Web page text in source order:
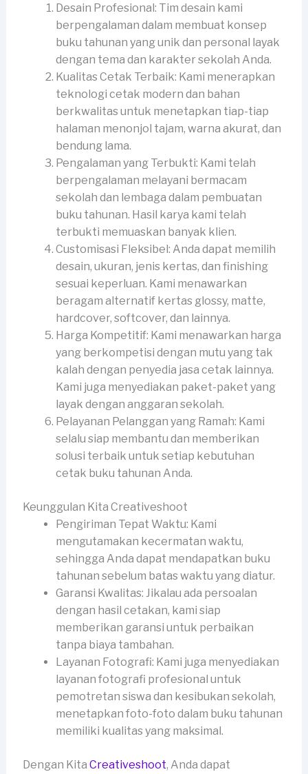
Desain Profesional: Tim desain kami
berpengalaman dalam membuat konsep
buku tahunan yang unik dan personal layak
dengan tema dan karakter sekolah Anda.
Kualitas Cetak Terbaik: Kami menerapkan
teknologi cetak modern dan bahan
berkwalitas untuk menetapkan tiap-tiap
halaman menonjol tajam, warna akurat, dan
bendung lama.
Pengalaman yang Terbukti: Kami telah
berpengalaman melayani bermacam
sekolah dan lembaga dalam pembuatan
buku tahunan. Hasil karya kami telah
terbukti memuaskan banyak klien.
Customisasi Fleksibel: Anda dapat memilih
desain, ukuran, jenis kertas, dan finishing
sesuai keperluan. Kami menawarkan
beragam alternatif kertas glossy, matte,
hardcover, softcover, dan lainnya.
Harga Kompetitif: Kami menawarkan harga
yang berkompetisi dengan mutu yang tak
kalah dengan penyedia jasa cetak lainnya.
Kami juga menyediakan paket-paket yang
layak dengan anggaran sekolah.
Pelayanan Pelanggan yang Ramah: Kami
selalu siap membantu dan memberikan
solusi terbaik untuk setiap kebutuhan
cetak buku tahunan Anda.
Keunggulan Kita Creativeshoot
Pengiriman Tepat Waktu: Kami
mengutamakan kecermatan waktu,
sehingga Anda dapat mendapatkan buku
tahunan sebelum batas waktu yang diatur.
Garansi Kwalitas: Jikalau ada persoalan
dengan hasil cetakan, kami siap
memberikan garansi untuk perbaikan
tanpa biaya tambahan.
Layanan Fotografi: Kami juga menyediakan
layanan fotografi profesional untuk
pemotretan siswa dan kesibukan sekolah,
menetapkan foto-foto dalam buku tahunan
memiliki kualitas yang maksimal.
Dengan Kita Creativeshoot, Anda dapat